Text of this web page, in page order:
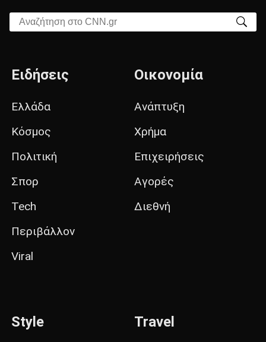
Αναζήτηση στο CNN.gr
Ειδήσεις
Ελλάδα
Κόσμος
Πολιτική
Σπορ
Tech
Περιβάλλον
Viral
Οικονομία
Ανάπτυξη
Χρήμα
Επιχειρήσεις
Αγορές
Διεθνή
Style Travel